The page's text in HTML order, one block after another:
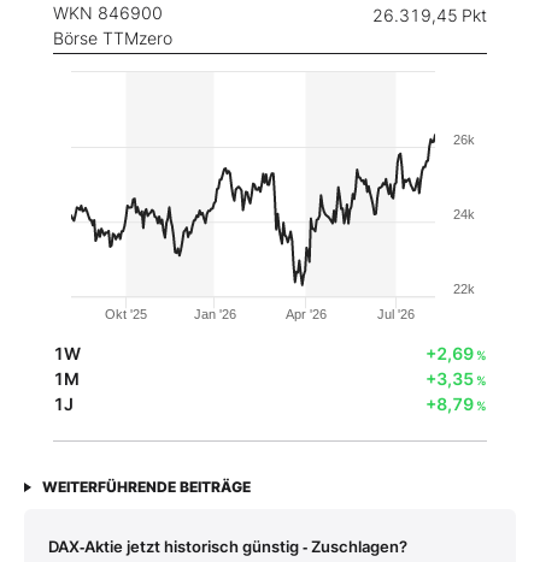
WKN 846900
Börse TTMzero
26.319,45 Pkt
Okt '25 Jan '26 Apr '26 Jul '26
22k
24k
26k
1W +2,69%
1M +3,35%
1J +8,79%
WEITERFÜHRENDE BEITRÄGE
DAX‑Aktie jetzt historisch günstig ‑ Zuschlagen?